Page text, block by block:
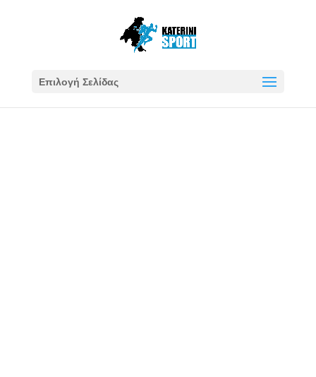
Επιλογή Σελίδας